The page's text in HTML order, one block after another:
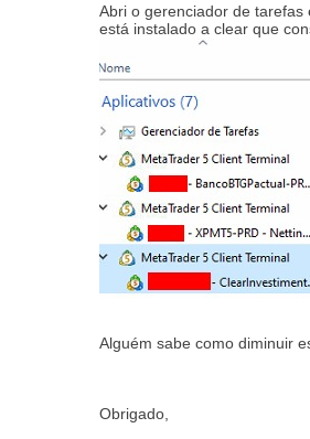
Abri o gerenciador de tarefas
está instalado a clear que
Alguém sabe como diminuir
Obrigado,